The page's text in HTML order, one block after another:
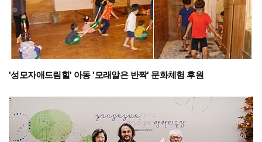
'성모자애드림힐' 아동 '모래알은 반짝' 문화체험 후원